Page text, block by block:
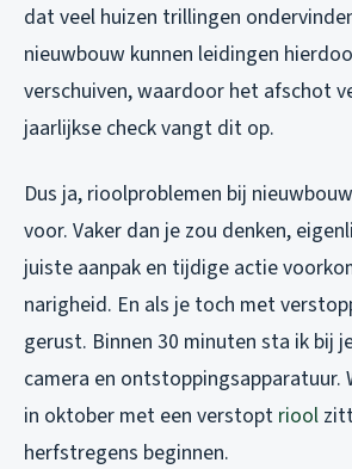
dat veel huizen trillingen
nieuwbouw kunnen leidingen
verschuiven, waardoor het afschot
jaarlijkse check vangt dit op.
Dus ja, rioolproblemen bij
voor. Vaker dan je zou denken,
juiste aanpak en tijdige actie
narigheid. En als je toch met
gerust. Binnen 30 minuten sta ik bij
camera en ontstoppingsapparatuur.
in oktober met een verstopt riool
herfstregens beginnen.